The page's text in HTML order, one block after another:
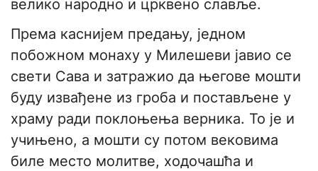
велико народно и црквено славље.
Према каснијем предању, једном
побожном монаху у Милешеви јавио се
свети Сава и затражио да његове мошти
буду извађене из гроба и постављене у
храму ради поклоњења верника. То је и
учињено, а мошти су потом вековима
биле место молитве, ходочашћа и